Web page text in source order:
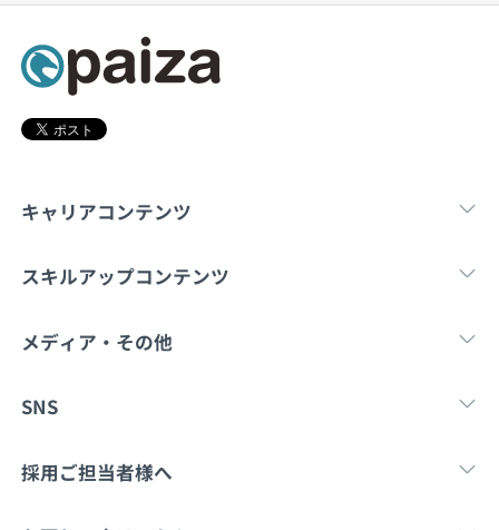
契約内容・クーポン
キャリアコンテンツ
転職・キャリア 新卒就
スキルアップコンテンツ
学習 マンガ・ゲーム
メディア・その他
Tech Team Journal note
SNS
X
採用ご担当者様へ